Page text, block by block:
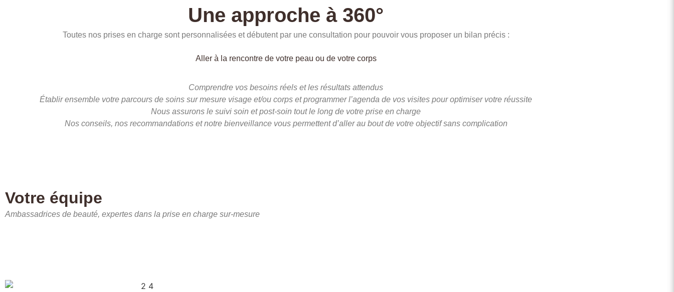
Une approche à 360°
Toutes nos prises en charge sont personnalisées et débutent par une consultation pour pouvoir vous proposer un bilan précis :
Aller à la rencontre de votre peau ou de votre corps
Comprendre vos besoins réels et les résultats attendus
Établir ensemble votre parcours de soins sur mesure visage et/ou corps et programmer l’agenda de vos visites pour optimiser votre réussite
Nous assurons le suivi soin et post-soin tout le long de votre prise en charge
Nos conseils, nos recommandations et notre bienveillance vous permettent d’aller au bout de votre objectif sans complication
Votre équipe
Ambassadrices de beauté, expertes dans la prise en charge sur-mesure